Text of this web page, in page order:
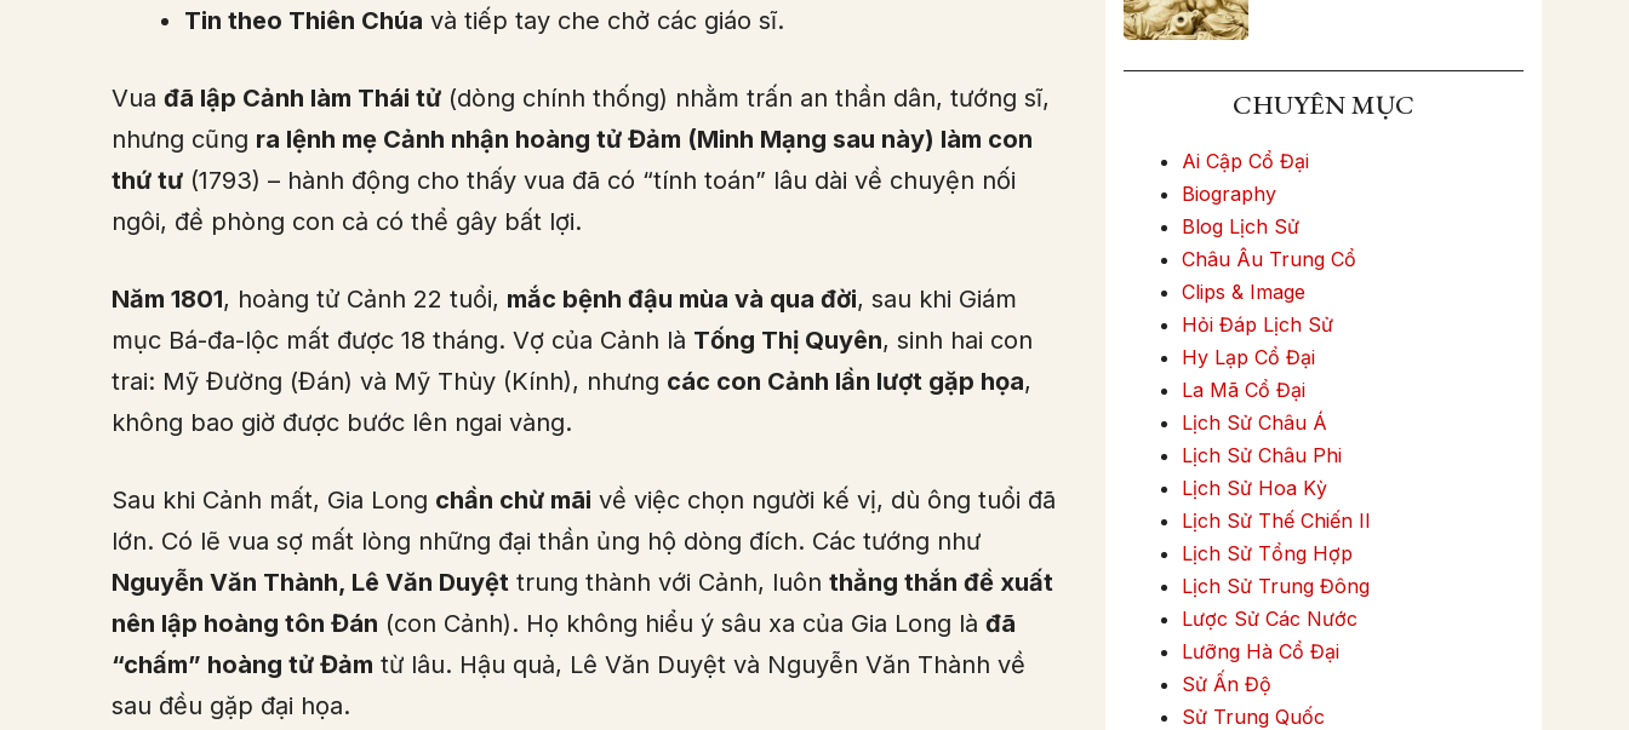
Tin theo Thiên Chúa và tiếp tay che chở các giáo sĩ.
Vua đã lập Cảnh làm Thái tử (dòng chính thống) nhằm trấn an thần dân, tướng sĩ,
nhưng cũng ra lệnh mẹ Cảnh nhận hoàng tử Đảm (Minh Mạng sau này) làm con
thứ tư (1793) – hành động cho thấy vua đã có “tính toán” lâu dài về chuyện nối
ngôi, đề phòng con cả có thể gây bất lợi.
Năm 1801, hoàng tử Cảnh 22 tuổi, mắc bệnh đậu mùa và qua đời, sau khi Giám
mục Bá-đa-lộc mất được 18 tháng. Vợ của Cảnh là Tống Thị Quyên, sinh hai con
trai: Mỹ Đường (Đán) và Mỹ Thùy (Kính), nhưng các con Cảnh lần lượt gặp họa,
không bao giờ được bước lên ngai vàng.
Sau khi Cảnh mất, Gia Long chần chừ mãi về việc chọn người kế vị, dù ông tuổi đã
lớn. Có lẽ vua sợ mất lòng những đại thần ủng hộ dòng đích. Các tướng như
Nguyễn Văn Thành, Lê Văn Duyệt trung thành với Cảnh, luôn thẳng thắn đề xuất
nên lập hoàng tôn Đán (con Cảnh). Họ không hiểu ý sâu xa của Gia Long là đã
“chấm” hoàng tử Đảm từ lâu. Hậu quả, Lê Văn Duyệt và Nguyễn Văn Thành về
sau đều gặp đại họa.
CHUYÊN MỤC
Ai Cập Cổ Đại
Biography
Blog Lịch Sử
Châu Âu Trung Cổ
Clips & Image
Hỏi Đáp Lịch Sử
Hy Lạp Cổ Đại
La Mã Cổ Đại
Lịch Sử Châu Á
Lịch Sử Châu Phi
Lịch Sử Hoa Kỳ
Lịch Sử Thế Chiến II
Lịch Sử Tổng Hợp
Lịch Sử Trung Đông
Lược Sử Các Nước
Lưỡng Hà Cổ Đại
Sử Ấn Độ
Sử Trung Quốc